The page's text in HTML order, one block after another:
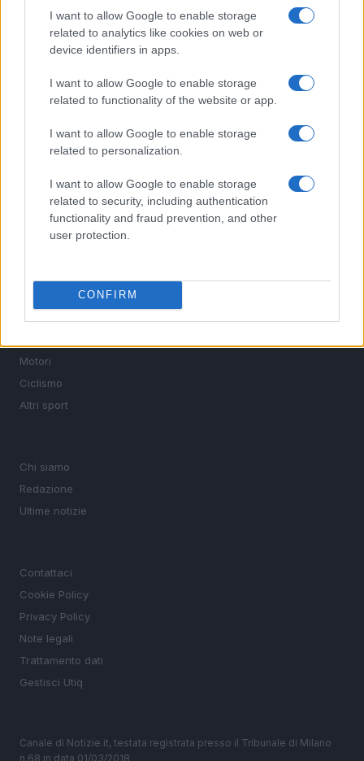
I want to allow Google to enable storage
related to analytics like cookies on web or
device identifiers in apps.
I want to allow Google to enable storage
related to functionality of the website or app.
I want to allow Google to enable storage
related to personalization.
I want to allow Google to enable storage
related to security, including authentication
functionality and fraud prevention, and other
user protection.
CONFIRM
Sportmagazine: notizie, approfondimenti e classifiche su
calcio, basket, tennis, ciclismo, motori, Formula 1,
MotoGP e Olimpiadi. Le ultime news dalle competizioni
interviste ai protagonisti e i risultati in tempo reale di tutte
le discipline che fanno emozionare gli appassionati di
Motori
Ciclismo
Altri sport
Chi siamo
Redazione
Ultime notizie
Contattaci
Cookie Policy
Privacy Policy
Note legali
Trattamento dati
Gestisci Utiq
Canale di Notizie.it, testata registrata presso il Tribunale di Milano
n.68 in data 01/03/2018